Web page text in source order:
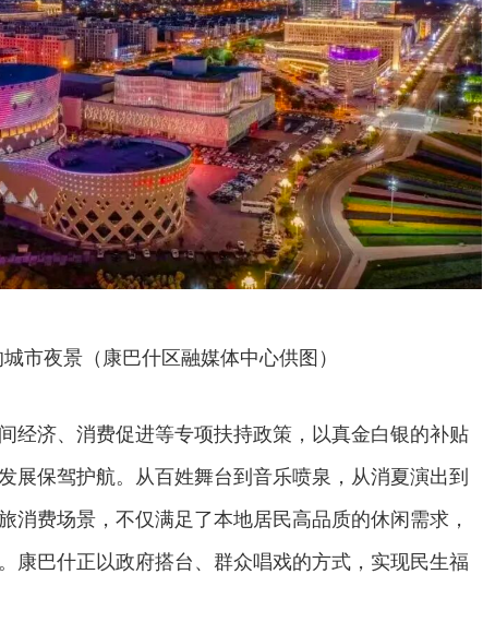
市夜景（康巴什区融媒体中心供图）
经济、消费促进等专项扶持政策，以真金白银的补贴
展保驾护航。从百姓舞台到音乐喷泉，从消夏演出到
消费场景，不仅满足了本地居民高品质的休闲需求，
康巴什正以政府搭台、群众唱戏的方式，实现民生福